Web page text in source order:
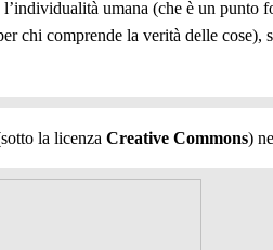
umana (che è un punto
chi comprende la verità delle cose),
la licenza Creative Commons)